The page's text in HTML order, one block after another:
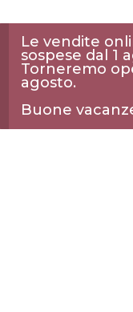
Le vendite
sospese dal 1
Torneremo
agosto.
Buone